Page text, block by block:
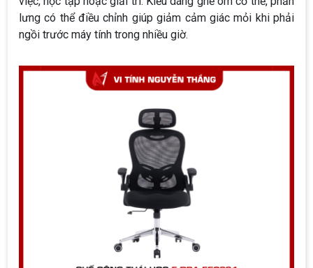
lưng có thể điều chỉnh giúp giảm cảm giác mỏi khi phải
ngồi trước máy tính trong nhiều giờ.